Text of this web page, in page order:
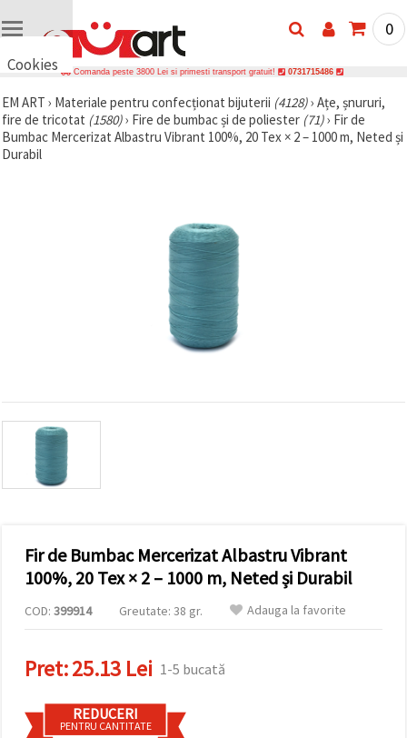
Cookies
vrem să vă
oferim
câteva
cookie -uri.
Cu toate
Puteți fi de
utilizați
cookie -
vă indicați
preferințele
în setări
un tip de
cookie -uri
dat și
pe butonul
"Salvați"
Аcceptati
0
Comanda peste 3800 Lei si primesti transport gratuit! 0731715486
EM ART › Materiale pentru confecționat bijuterii (4128)› Ațe, șnururi,
fire de tricotat (1580)› Fire de bumbac și de poliester (71)› Fir de
Bumbac Mercerizat Albastru Vibrant 100%, 20 Tex × 2 – 1000 m, Neted și
Durabil
Fir de Bumbac Mercerizat Albastru Vibrant
100%, 20 Tex × 2 – 1000 m, Neted și Durabil
COD: 399914 Greutate: 38 gr. Adauga la favorite
Pret:25.13 Lei 1-5 bucată
REDUCERI
PENTRU CANTITATE